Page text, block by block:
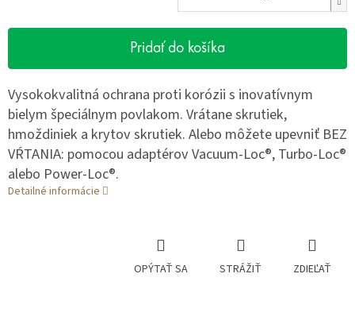
Pridať do košíka
Vysokokvalitná ochrana proti korózii s inovatívnym
bielym špeciálnym povlakom. Vrátane skrutiek,
hmoždiniek a krytov skrutiek. Alebo môžete upevniť BEZ
VŔTANIA: pomocou adaptérov Vacuum-Loc®, Turbo-Loc®
alebo Power-Loc®.
Detailné informácie
OPÝTAŤ SA STRÁŽIŤ ZDIEĽAŤ